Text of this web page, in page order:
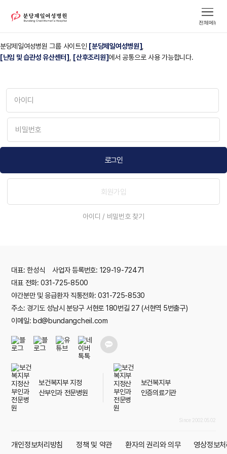
안녕하세요.
분당제일여성병원입니다.
분당제일여성병원 그룹 사이트인 [분당제일여성병원]
[난임 및 습관성 유산센터]
[산후조리원]에서 공통으로 사용 가능합니다.
로그인
회원가입
아이디 / 비밀번호 찾기
대표: 한성식 사업자 등록번호: 129-19-72471
대표 전화: 031-725-8500
야간분만 및 응급환자 직통전화: 031-725-8530
주소: 경기도 성남시 분당구 서현로 180번길 27 (서현역 5번출구)
이메일: bd@bundangcheil.com
보건복지부 지정
산부인과 전문병원
보건복지부
인증의료기관
Since 2002.05.02
개인정보처리방침 정책 및 약관 환자의 권리와 의무 영상정보